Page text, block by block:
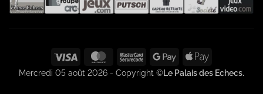
Visa MasterCardMasterCard
2
Google
Pay
Apple
Pay
Mercredi 05 août 2026 - Copyright ©Le Palais des Echecs.